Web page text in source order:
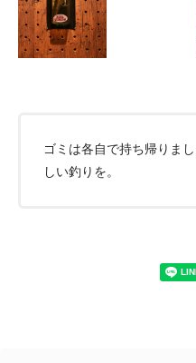
ゴミは各自で持ち帰りま
しい釣りを。